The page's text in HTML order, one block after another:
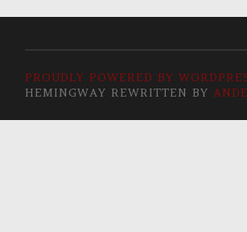
PROUDLY POWERED BY
HEMINGWAY REWRITTEN BY